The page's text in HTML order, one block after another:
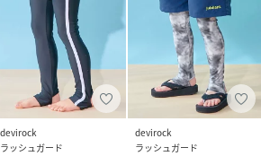
devirock
ラッシュガード
devirock
ラッシュガード